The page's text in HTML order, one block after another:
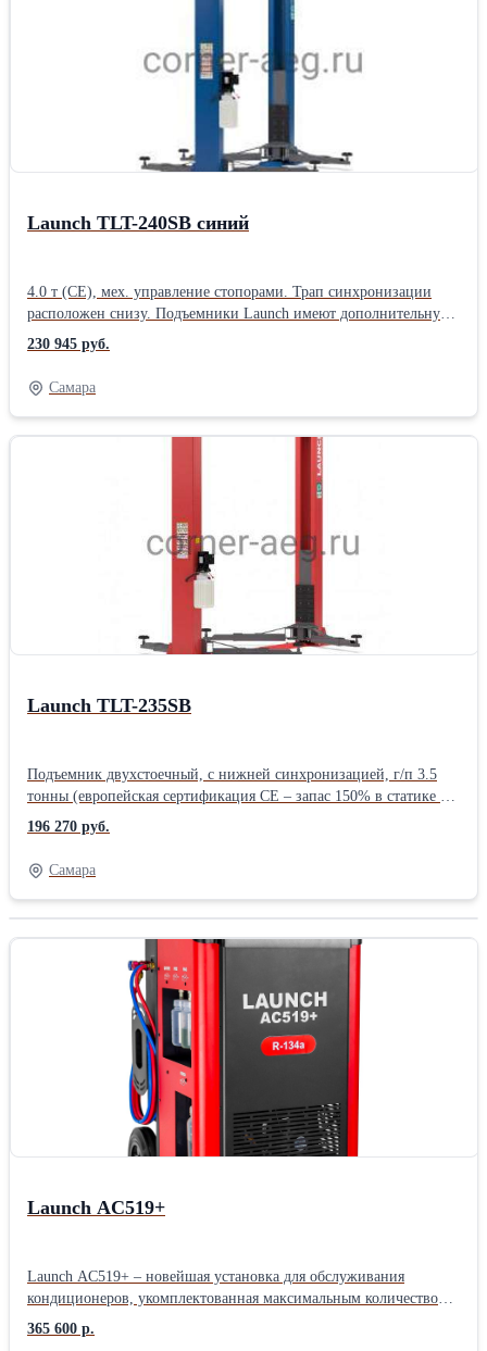
производителей, имеющих маркировку 4 тонны (не
сертифицированных по стандартам CE).Производитель: Launch
Назначение: Для автосервиса Тип: Электрогидравлические
Количество стоек: Двухстоечные Грузоподъемность: 3,5 тонны
Launch TLT-240SB синий
4.0 т (CE), мех. управление стопорами. Трап синхронизации
расположен снизу. Подъемники Launch имеют дополнительную
защиту тросов и шлангов в трапе синхронизации - снизу -
металлической короб, исключающий контакт троса и
гидравлических шлангов и штуцеров с полом и защищающий
их от грязи и влаги. Двухстоечные подъемники Launch
сертифицированы по европейским стандартам CE, таким
образом фактическая грузоподъемность даже базовых моделей в
3.5 тонны превосходит аналоги других китайских
производителей, имеющих маркировку 4 тонны (не
Назначение: Для автосервиса Тип: Электрогидравлические
Количество стоек: Двухстоечные Грузоподъемность: 4 тонны
230 945 руб.
Самара
Launch TLT-235SB
Подъемник двухстоечный, с нижней синхронизацией, г/п 3.5
тонны (европейская сертификация CE – запас 150% в статике и
115% в динамике). Толщина профиля колонны 5 мм.
Механическое управление стопорами.Трап синхронизации
расположен снизу. Подъемники Launch имеют дополнительную
защиту тросов и шлангов в трапе синхронизации - снизу -
металлической короб, исключающий контакт троса и
их от грязи и влаги. Двухстоечные подъемники Launch
сертифицированы по европейским стандартам CE, таким
образом фактическая грузоподъемность даже базовых моделей в
3.5 тонны превосходит аналоги других китайских
производителей, имеющих маркировку 4 тонны (не
сертифицированных по стандартам CE).Производитель: Launch
Назначение: Для автосервиса Тип: Электрогидравлические
Количество стоек: Двухстоечные Грузоподъемность: 3,5 тонны
Страна: Китайские
196 270 руб.
Самара
Launch AC519+
Launch AC519+ – новейшая установка для обслуживания
кондиционеров, укомплектованная максимальным количеством
функций и возможностей. Полностью автоматическая, подходит
для бензиновых, дизельных, электрических и гибридных
365 600 р.